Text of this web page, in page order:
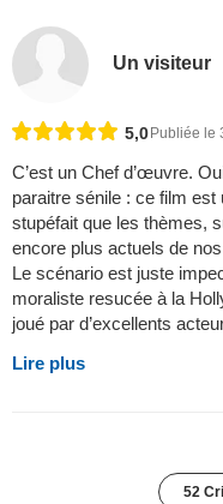
Un visiteur
5,0 Publiée le
C’est un Chef d’œuvre.
paraitre sénile : ce film
stupéfait que les thèmes,
encore plus actuels de
Le scénario est juste
moraliste resucée à la
joué par d’excellents
Lire plus
52